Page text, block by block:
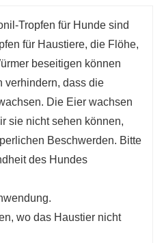
Tropfen für Hunde sind
für Haustiere, die Flöhe,
beseitigen können
verhindern, dass die
Die Eier wachsen
sie nicht sehen können,
Beschwerden. Bitte
des Hundes
wo das Haustier nicht